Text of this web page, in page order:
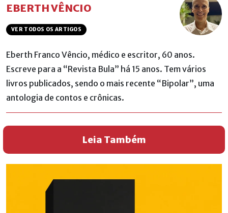
EBERTH VÊNCIO
VER TODOS OS ARTIGOS
Eberth Franco Vêncio, médico e escritor, 60 anos.
Escreve para a “Revista Bula” há 15 anos. Tem vários
livros publicados, sendo o mais recente “Bipolar”, uma
antologia de contos e crônicas.
Leia Também